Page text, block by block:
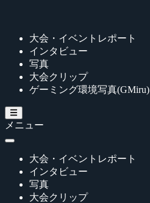
大会・イベントレポート
インタビュー
写真
大会クリップ
ゲーミング環境写真(GMiru)
メニュー
大会・イベントレポート
インタビュー
写真
大会クリップ